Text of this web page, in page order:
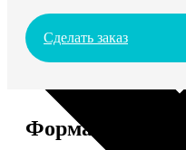
Сделать заказ
Форматы и цены